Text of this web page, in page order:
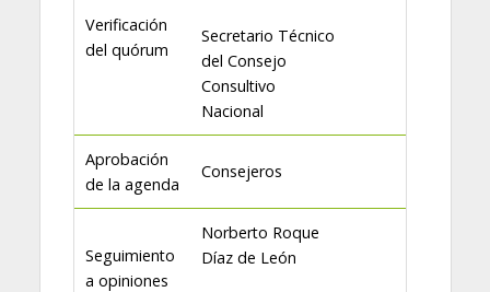
Verificación
del quórum
Secretario Técnico
del Consejo
Consultivo
Nacional
Aprobación
de la agenda
Consejeros
Seguimiento
a opiniones
Norberto Roque
Díaz de León